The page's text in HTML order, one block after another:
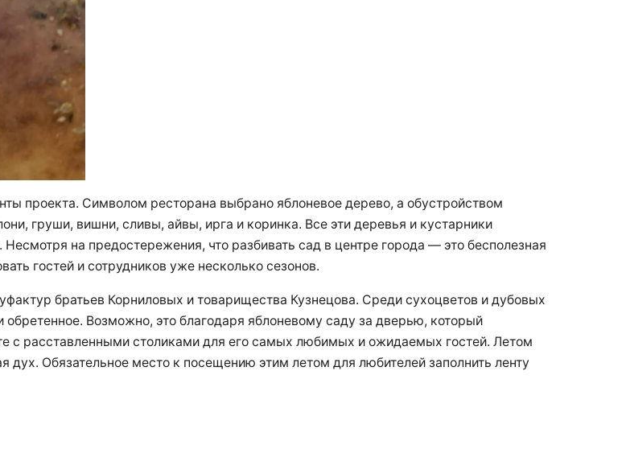
проекта. Символом ресторана выбрано яблоневое дерево, а обустройством
груши, вишни, сливы, айвы, ирга и коринка. Все эти деревья и кустарники
на предостережения, что разбивать сад в центре города — это бесполезная
гостей и сотрудников уже несколько сезонов.
братьев Корниловых и товарищества Кузнецова. Среди сухоцветов и дубовых
Возможно, это благодаря яблоневому саду за дверью, который
с расставленными столиками для его самых любимых и ожидаемых гостей. Летом
Обязательное место к посещению этим летом для любителей заполнить ленту